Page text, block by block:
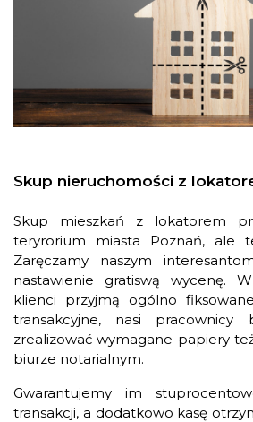
Skup nieruchomości z
Skup mieszkań z lokatorem
teryrorium miasta Poznań, ale
Zaręczamy naszym
nastawienie gratiswą wycenę.
klienci przyjmą ogólno
transakcyjne, nasi pracownicy
zrealizować wymagane papiery
biurze notarialnym.
Gwarantujemy im
transakcji, a dodatkowo kasę